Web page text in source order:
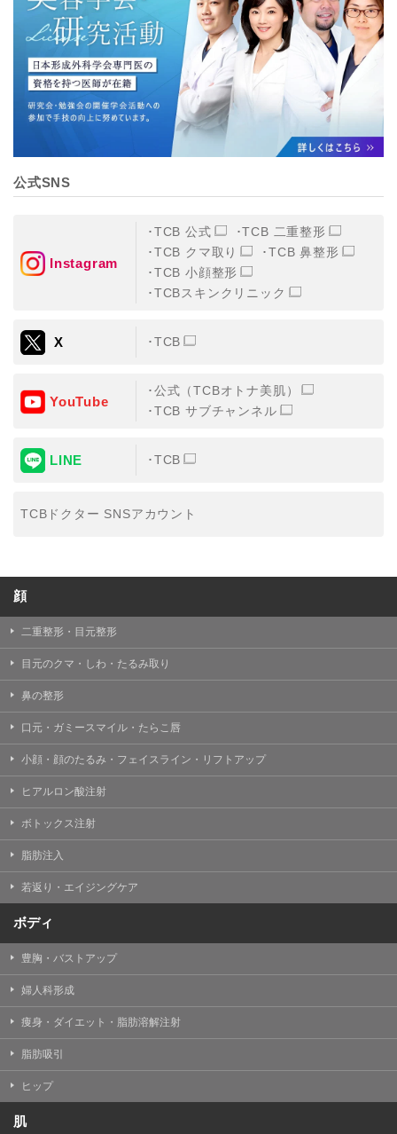
TCBグループは、取り扱う個人情報を、厳正な管理の下
に蓄積・保管し、当該個人情報への不正アクセス・紛
失・破壊・改ざんおよび漏洩等を防止するため、必要か
つ適切な組織的・人的・物理的・技術的防御措置を講じ
ます。
【個人情報の共同利用について】
TCBグループは、【利用目的】達成に必要な範囲で、取
得情報を共同して利用することがあります。
なお、共同利用にあたっては、一般社団法人メディカル
す。
一般社団法人メディカルアライアンス
①共同して利用される情報
②共同して利用する者の範囲
③共同利用する者の利用目的
【外部委託について】
おいて、取得情報の取扱いの全部または一部を外部の業
務委託先に委託することがあります。取得情報の取り扱
TCBグループは、個人情報保護法その他の法令により認
められる場合を除き、患者様の同意なしに、取得情報を
ん。
【個人情報の開示・訂正・利用停止について】
TCBグループは、本人の申し出により個人情報に関する
開示、訂正、更新、削除、利用停止その他お問い合わせ
について、これを適切に対応します。
【Cookie(クッキー)について】
Cookieは、一般的にインターネット閲覧を行う際、又は
の閲覧情報を記憶させておく機能です。
TCBグループでは、Cookie及び類似技術を使用して収集
を分析し、パフォーマンス改善や、WEBサイトを通じて
提供するサービスの向上・改善のため、Cookieを使用す
ることがあります。ご使用のブラウザによりCookieを無
ジが正しく表示されなくなる場合がありますのでご留意
ください。
TCBグループが運営するWEBサイトでは、アクセスログ
として患者様の履歴情報をサーバ上に記録しています。
アクセスログはWEBサイトの保守管理や利用状況に関す
る統計分析のために使用されます。それ以外の目的で使
用されることはありません。
公式SNS
Instagram
TCB 公式
TCB 二重整形
TCB クマ取り
TCB 鼻整形
TCB 小顔整形
TCBスキンクリニック
X TCB
YouTube
公式（TCBオトナ美肌）
TCB サブチャンネル
LINE TCB
TCBドクター SNSアカウント
顔
二重整形・目元整形
目元のクマ・しわ・たるみ取り
鼻の整形
口元・ガミースマイル・たらこ唇
小顔・顔のたるみ・フェイスライン・リフトアップ
ヒアルロン酸注射
ボトックス注射
脂肪注入
若返り・エイジングケア
ボディ
豊胸・バストアップ
婦人科形成
痩身・ダイエット・脂肪溶解注射
脂肪吸引
ヒップ
肌